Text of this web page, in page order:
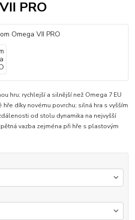
PRO
hru; rychlejší a silnější než Omega 7 EU
díky novému povrchu; silná hra s vyšším
od stolu dynamika na nejvyšší
vazba zejména při hře s plastovým